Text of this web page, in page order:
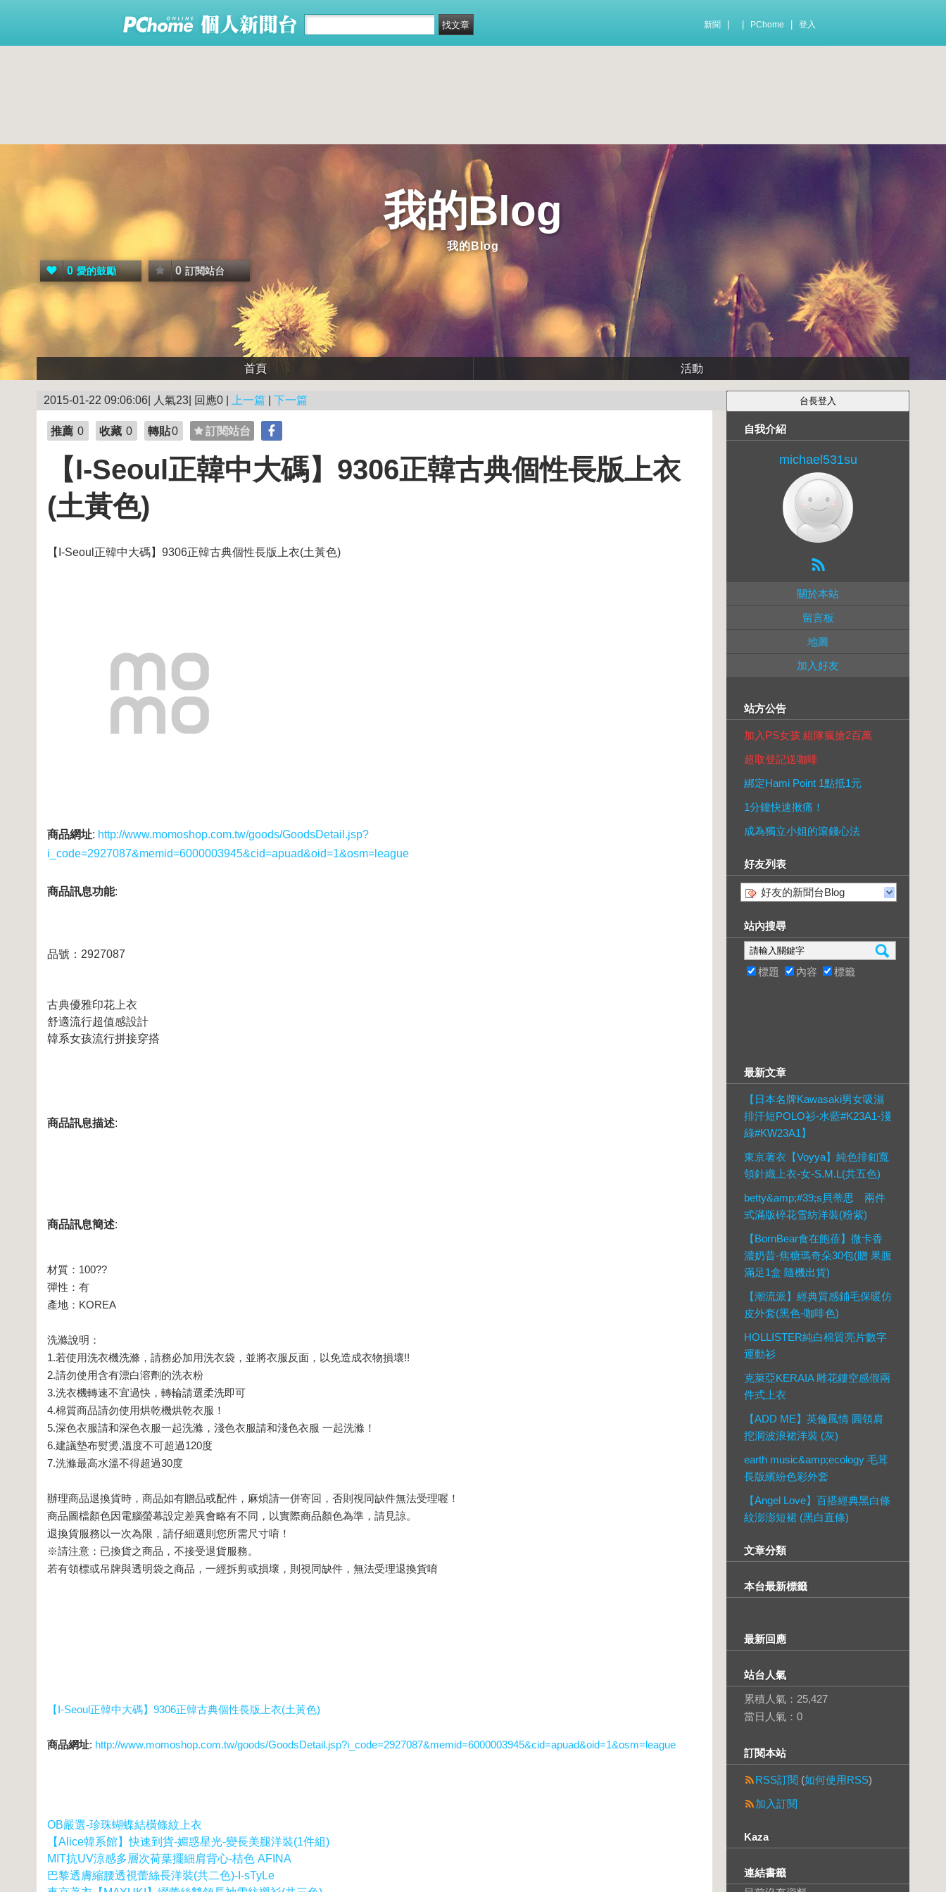
新聞 PChome 登入
我的Blog
我的Blog
0 愛的鼓勵 0 訂閱站台
首頁 活動
2015-01-22 09:06:06| 人氣23| 回應0 | 上一篇 下一篇
推薦 0 收藏 0 轉貼0 訂閱站台
【I-Seoul正韓中大碼】9306正韓古典個性長版上衣
(土黃色)
【I-Seoul正韓中大碼】9306正韓古典個性長版上衣(土黃色)
商品網址: http://www.momoshop.com.tw/goods/GoodsDetail.jsp?
i_code=2927087&memid=6000003945&cid=apuad&oid=1&osm=league
商品訊息功能:
品號：2927087
古典優雅印花上衣
舒適流行超值感設計
韓系女孩流行拼接穿搭
商品訊息描述:
商品訊息簡述:
材質：100??
彈性：有
產地：KOREA
洗滌說明：
1.若使用洗衣機洗滌，請務必加用洗衣袋，並將衣服反面，以免造成衣物損壞!!
2.請勿使用含有漂白溶劑的洗衣粉
3.洗衣機轉速不宜過快，轉輪請選柔洗即可
4.棉質商品請勿使用烘乾機烘乾衣服！
5.深色衣服請和深色衣服一起洗滌，淺色衣服請和淺色衣服 一起洗滌！
6.建議墊布熨燙,溫度不可超過120度
7.洗滌最高水溫不得超過30度
辦理商品退換貨時，商品如有贈品或配件，麻煩請一併寄回，否則視同缺件無法受理喔！
商品圖檔顏色因電腦螢幕設定差異會略有不同，以實際商品顏色為準，請見諒。
退換貨服務以一次為限，請仔細選則您所需尺寸唷！
※請注意：已換貨之商品，不接受退貨服務。
若有領標或吊牌與透明袋之商品，一經拆剪或損壞，則視同缺件，無法受理退換貨唷
【I-Seoul正韓中大碼】9306正韓古典個性長版上衣(土黃色)
商品網址: http://www.momoshop.com.tw/goods/GoodsDetail.jsp?i_code=2927087&memid=6000003945&cid=apuad&oid=1&osm=league
OB嚴選-珍珠蝴蝶結橫條紋上衣
【Alice韓系館】快速到貨-媚惑星光-變長美腿洋裝(1件組)
MIT抗UV涼感多層次荷葉擺細肩背心-桔色 AFINA
巴黎透膚縮腰透視蕾絲長洋裝(共二色)-I-sTyLe
自我介紹
michael531su
關於本站
留言板
地圖
加入好友
站方公告
加入PS女孩 組隊瘋搶2百萬
超取登記送咖啡
綁定Hami Point 1點抵1元
1分鐘快速揪痛！
成為獨立小姐的滾錢心法
好友列表
好友的新聞台Blog
站內搜尋
標題 內容 標籤
最新文章
【日本名牌Kawasaki男女吸濕
排汗短POLO衫-水藍#K23A1-淺
綠#KW23A1】
東京著衣【Voyya】純色排釦寬
領針織上衣-女-S.M.L(共五色)
betty&amp;#39;s貝蒂思 兩件
式滿版碎花雪紡洋裝(粉紫)
【BornBear食在飽蓓】微卡香
濃奶昔-焦糖瑪奇朵30包(贈 果腹
滿足1盒 隨機出貨)
【潮流派】經典質感鋪毛保暖仿
皮外套(黑色-咖啡色)
HOLLISTER純白棉質亮片數字
運動衫
克萊亞KERAIA 雕花鏤空感假兩
件式上衣
【ADD ME】英倫風情 圓領肩
挖洞波浪裙洋裝 (灰)
earth music&amp;ecology 毛茸
長版繽紛色彩外套
【Angel Love】百搭經典黑白條
紋澎澎短裙 (黑白直條)
文章分類
本台最新標籤
最新回應
站台人氣
累積人氣： 25,427
當日人氣： 0
訂閱本站
RSS訂閱 (如何使用RSS)
加入訂閱
Kaza
連結書籤